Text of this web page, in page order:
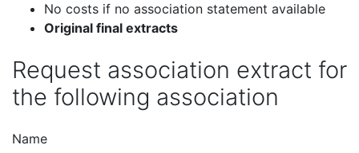
No costs if no association statement available
Original final extracts
Request association extract for
the following association
Name